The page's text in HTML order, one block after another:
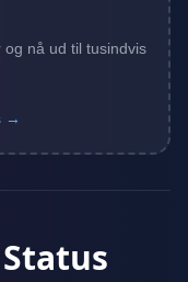
nå ud til tusindvis
→